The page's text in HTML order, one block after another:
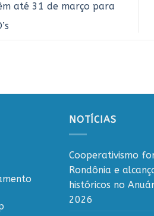
até 31 de março para
NOTÍCIAS
Cooperativismo
Rondônia e
históricos no
2026